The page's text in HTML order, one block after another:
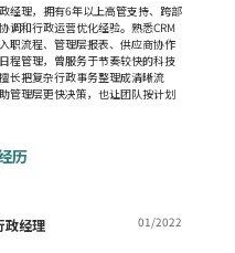
经理，拥有6年以上高管支持、跨部
调和行政运营优化经验。熟悉CRM
职流程、管理层报表、供应商协作
程管理，曾服务于节奏较快的科技
长把复杂行政事务整理成清晰流
管理层更快决策，也让团队按计划
历
政经理 01/2022